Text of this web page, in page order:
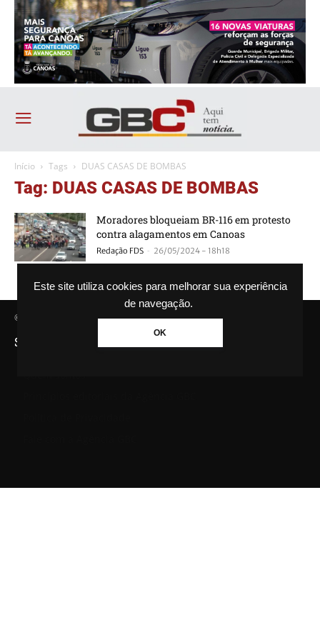
Este site utiliza cookies para melhorar sua experiência
de navegação.
OK
Início Tags DUAS CASAS DE BOMBAS
Tag: DUAS CASAS DE BOMBAS
Moradores bloqueiam BR-116 em protesto
contra alagamentos em Canoas
Redação FDS - 26/05/2024 - 18h18
© Agência GBC. Aqui tem notícia. Todos os direitos reservados.
SAIBA MAIS SOBRE A AGÊNCIA GBC